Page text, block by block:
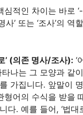
심적인 차이는 바로
사’ 또는 ‘조사’의 역
’ (의존 명사/조사): ‘
나는 그 모양과 같이
가집니다. 앞말이
형어의 수식을 받을
다. 예를 들어, ‘법대